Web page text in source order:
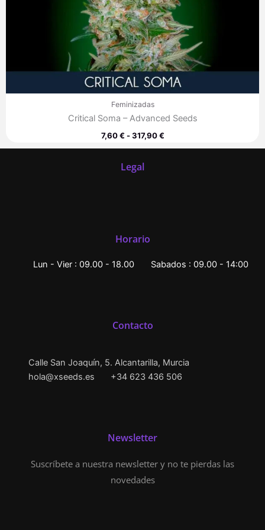
Feminizadas
Critical Soma – Advanced Seeds
7,60€ - 317,90€
Legal
Horario
Lun - Vier : 09.00 - 18.00 Sabados : 09.00 - 14:00
Contacto
Calle San Joaquín, 5. Alcantarilla, Murcia
hola@xseeds.es
+34 623 436 506
Newsletter
Suscríbete a nuestra newsletter y no te pierdas las
novedades